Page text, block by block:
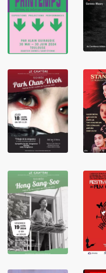
LIRE
LIRE